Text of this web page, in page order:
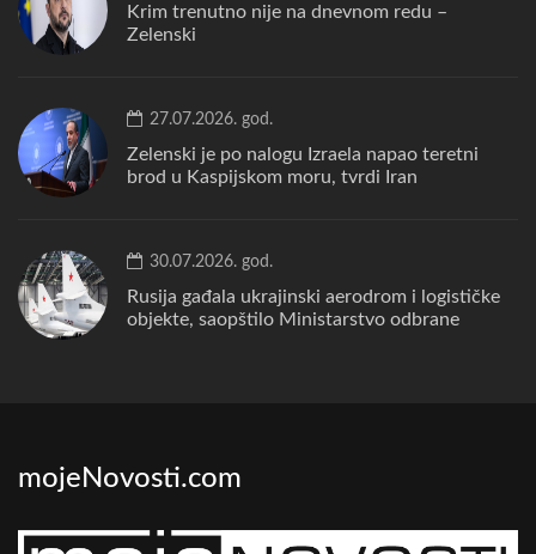
Krim trenutno nije na dnevnom redu –
Zelenski
27.07.2026. god.
Zelenski je po nalogu Izraela napao teretni
brod u Kaspijskom moru, tvrdi Iran
30.07.2026. god.
Rusija gađala ukrajinski aerodrom i logističke
objekte, saopštilo Ministarstvo odbrane
mojeNovosti.com